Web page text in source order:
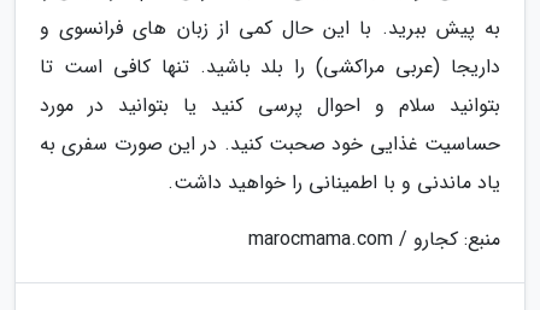
به پیش ببرید. با این حال کمی از زبان های فرانسوی و
داریجا (عربی مراکشی) را بلد باشید. تنها کافی است تا
بتوانید سلام و احوال پرسی کنید یا بتوانید در مورد
حساسیت غذایی خود صحبت کنید. در این صورت سفری به
یاد ماندنی و با اطمینانی را خواهید داشت.
منبع: کجارو / marocmama.com